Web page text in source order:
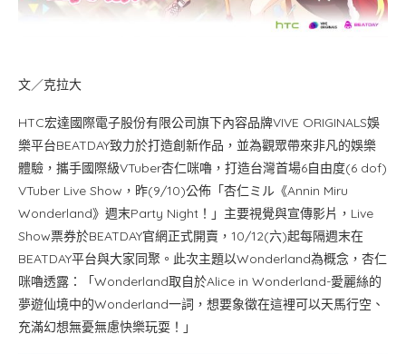
文／克拉大
HTC宏達國際電子股份有限公司旗下內容品牌VIVE ORIGINALS娛
樂平台BEATDAY致力於打造創新作品，並為觀眾帶來非凡的娛樂
體驗，攜手國際級VTuber杏仁咪嚕，打造台灣首場6自由度(6 dof)
VTuber Live Show，昨(9/10)公佈「杏仁ミル《Annin Miru
Wonderland》週末Party Night！」主要視覺與宣傳影片，Live
Show票券於BEATDAY官網正式開賣，10/12(六)起每隔週末在
BEATDAY平台與大家同聚。此次主題以Wonderland為概念，杏仁
咪嚕透露：「Wonderland取自於Alice in Wonderland-愛麗絲的
夢遊仙境中的Wonderland一詞，想要象徵在這裡可以天馬行空、
充滿幻想無憂無慮快樂玩耍！」